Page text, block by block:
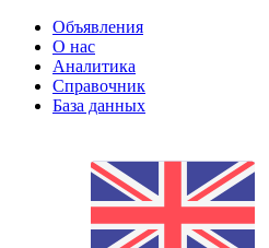
Объявления
О нас
Аналитика
Справочник
База данных